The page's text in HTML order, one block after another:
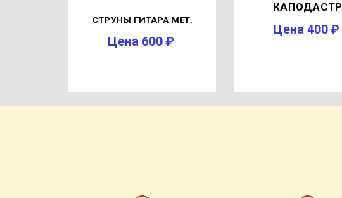
СТРУНЫ ГИТАРА МЕТ.
Цена 600 ₽
КАПОДАСТР
Цена 400 ₽